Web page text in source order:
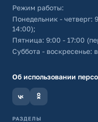
Режим работы:
Понедельник - четверг:
14:00);
Пятница: 9:00 - 17:00
Суббота - воскресенье:
Об использовании
РАЗДЕЛЫ